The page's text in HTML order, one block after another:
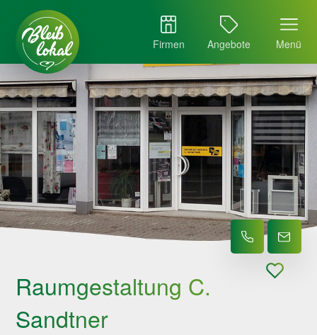
Firmen Angebote Menü
Raumgestaltung C.
Sandtner